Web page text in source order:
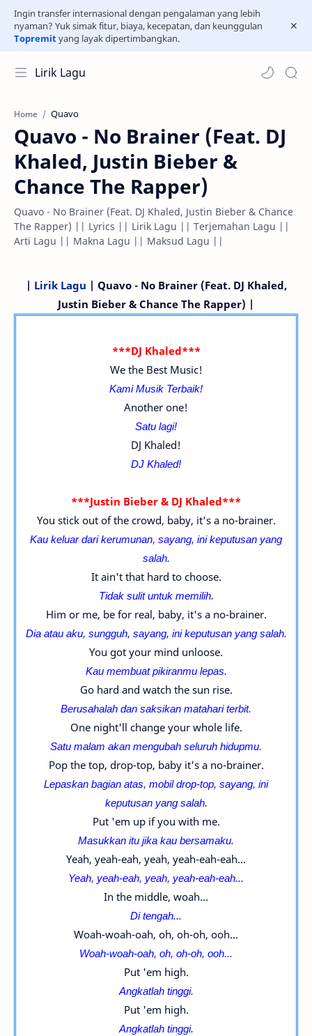
Ingin transfer internasional dengan pengalaman yang lebih
nyaman? Yuk simak fitur, biaya, kecepatan, dan keunggulan
Topremityang layak dipertimbangkan.
Lirik Lagu
Home Quavo
Quavo - No Brainer (Feat. DJ
Khaled, Justin Bieber &
Chance The Rapper)
Quavo - No Brainer (Feat. DJ Khaled, Justin Bieber & Chance
The Rapper) || Lyrics || Lirik Lagu || Terjemahan Lagu ||
Arti Lagu || Makna Lagu || Maksud Lagu ||
| Lirik Lagu | Quavo - No Brainer (Feat. DJ Khaled,
Justin Bieber & Chance The Rapper) |
***DJ Khaled***
We the Best Music!
Kami Musik Terbaik!
Another one!
Satu lagi!
DJ Khaled!
DJ Khaled!
***Justin Bieber & DJ Khaled***
You stick out of the crowd, baby, it's a no-brainer.
Kau keluar dari kerumunan, sayang, ini keputusan yang
salah.
It ain't that hard to choose.
Tidak sulit untuk memilih.
Him or me, be for real, baby, it's a no-brainer.
Dia atau aku, sungguh, sayang, inikeputusan yang salah.
You got your mind unloose.
Kau membuat pikiranmu lepas.
Go hard and watch the sun rise.
Berusahalah dan saksikan matahari terbit.
One night'll change your whole life.
Satu malam akan mengubah seluruh hidupmu.
Pop the top, drop-top, baby it's a no-brainer.
Lepaskan bagian atas, mobildrop-top, sayang, ini
keputusan yang salah.
Put 'em up if you with me.
Masukkan itu jika kau bersamaku.
Yeah, yeah-eah, yeah, yeah-eah-eah...
Yeah, yeah-eah, yeah, yeah-eah-eah...
In the middle, woah...
Di tengah...
Woah-woah-oah, oh, oh-oh, ooh...
Woah-woah-oah, oh, oh-oh, ooh...
Put 'em high.
Angkatlah tinggi.
Put 'em high.
Angkatlah tinggi.